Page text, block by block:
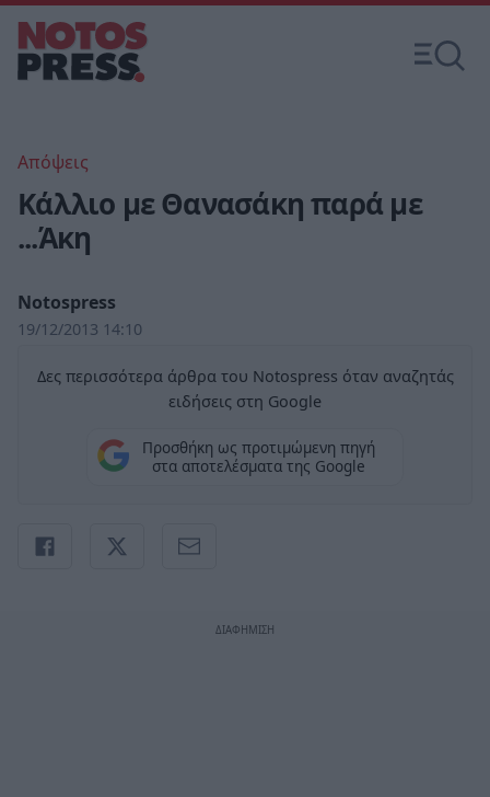
Απόψεις
Κάλλιο με Θανασάκη παρά με
...Άκη
Notospress
19/12/2013 14:10
Δες περισσότερα άρθρα του Notospress όταν αναζητάς
ειδήσεις στη Google
Προσθήκη ως προτιμώμενη πηγή
στα αποτελέσματα της Google